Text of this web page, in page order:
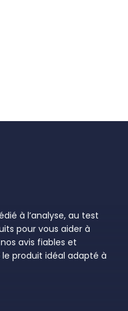
à l’analyse, au test
pour vous aider à
avis fiables et
produit idéal adapté à